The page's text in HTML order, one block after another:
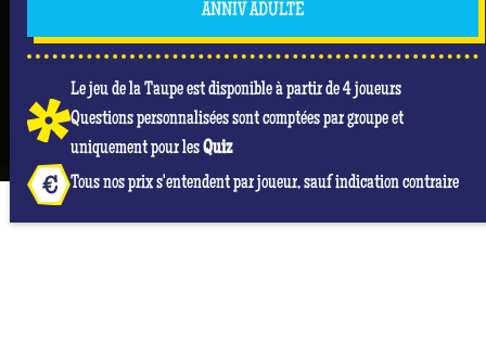
ANNIV ADULTE
Le jeu de la Taupe est disponible à partir de 4 joueurs
Questions personnalisées sont comptées par groupe et
uniquement pour lesQuiz
Tous nos prix s'entendent par joueur, sauf indication contraire